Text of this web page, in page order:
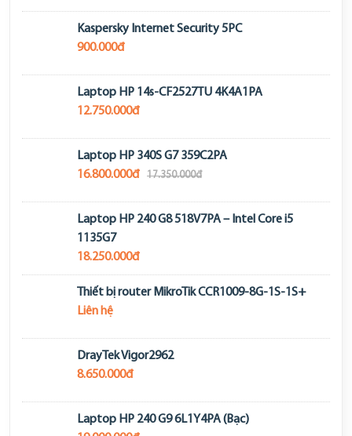
Kaspersky Internet Security 5PC
900.000đ
Laptop HP 14s-CF2527TU 4K4A1PA
12.750.000đ
Laptop HP 340S G7 359C2PA
16.800.000đ
17.350.000đ
Laptop HP 240 G8 518V7PA – Intel Core i5
1135G7
18.250.000đ
Thiết bị router MikroTik CCR1009-8G-1S-1S+
Liên hệ
DrayTek Vigor2962
8.650.000đ
Laptop HP 240 G9 6L1Y4PA (Bạc)